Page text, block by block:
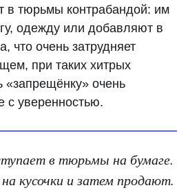
в тюрьмы контрабандой: им
одежду или добавляют в
что очень затрудняет
при таких хитрых
«запрещёнку» очень
с уверенностью.
в тюрьмы на бумаге.
кусочки и затем продают.